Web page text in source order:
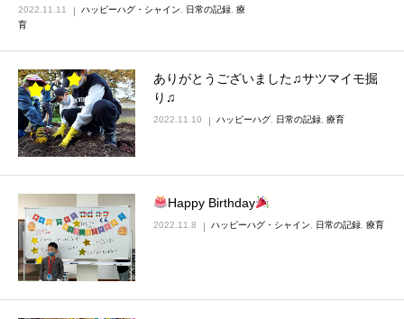
2022.11.11 ハッピーハグ・シャイン 日常の記録 療
育
ありがとうございました♫サツマイモ掘
り♫
2022.11.10 ハッピーハグ 日常の記録 療育
Happy Birthday
2022.11.8 ハッピーハグ・シャイン 日常の記録 療育